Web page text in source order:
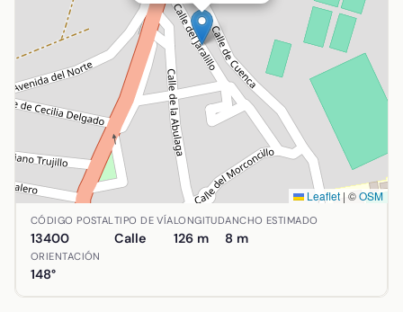
Leaflet | ©OSM
Ubicación de Calle del Jaralillo en Almadén, Ciudad
CÓDIGO POSTAL
13400
TIPO DE VÍA
Calle
LONGITUD
126 m
ANCHO ESTIMADO
8 m
ORIENTACIÓN
148°